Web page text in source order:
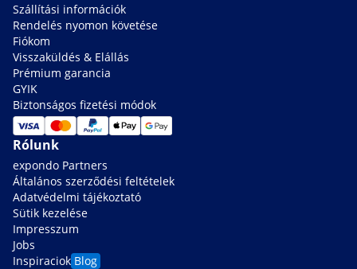
Szállítási információk
Rendelés nyomon követése
Fiókom
Visszaküldés & Elállás
Prémium garancia
GYIK
Biztonságos fizetési módok
Rólunk
expondo Partners
Általános szerződési feltételek
Adatvédelmi tájékoztató
Sütik kezelése
Impresszum
Jobs
Inspiraciok Blog